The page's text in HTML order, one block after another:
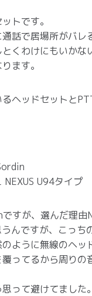
トです。
話で居場所がバレ
くわけにもいか
ます。
ヘッドセットと
U94タイプ
すが、選んだ理
んですが、こっち
ように無線のヘッ
ってるから周り
って避けてました。